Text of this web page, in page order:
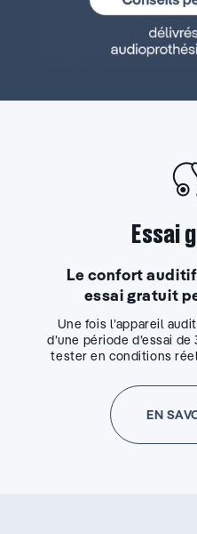
Essai
Le confort
essai gratuit
Une fois l’appareil
d’une période d’essai
tester en conditions
EN